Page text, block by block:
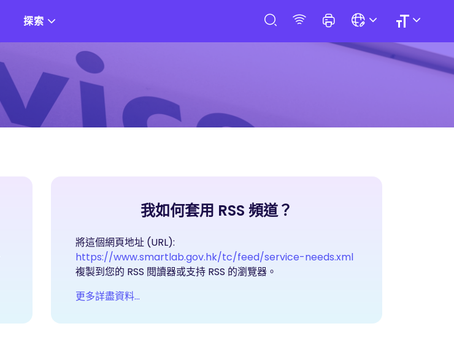
探索
我如何套用 RSS 頻道？
將這個網頁地址 (URL):
https://www.smartlab.gov.hk/tc/feed/service-needs.xml
複製到您的 RSS 閱讀器或支持 RSS 的瀏覽器。
更多詳盡資料…